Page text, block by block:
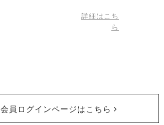
詳細はこち
ら
会員ログインページはこちら